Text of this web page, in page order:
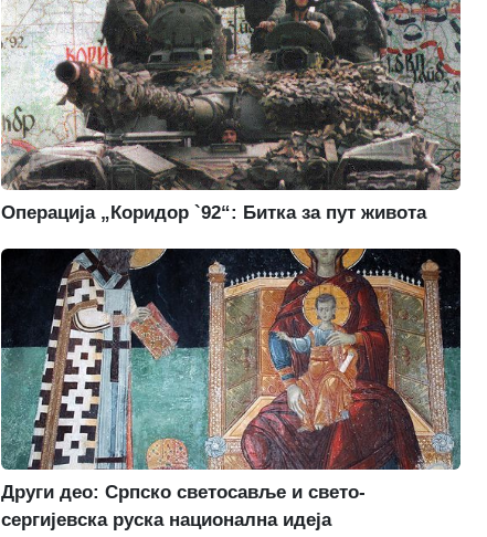
Операција „Коридор `92“: Битка за пут живота
Други део: Српско светосавље и свето-
сергијевска руска национална идеја